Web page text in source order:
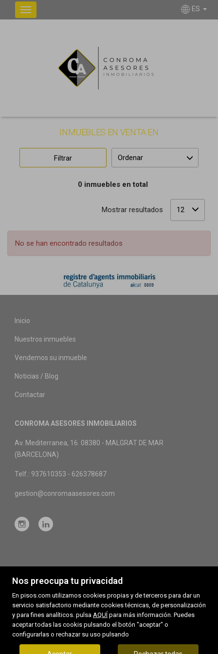
Nos preocupa tu privacidad
En pisos.com utilizamos cookies propias y de terceros para dar un
servicio satisfactorio mediante cookies técnicas, de personalización
y para fines analíticos. pulsa AQUÍ para más información. Puedes
aceptar todas las cookis pulsando el botón "aceptar" o
configurarlas o rechazar su uso pulsando
ES
INMUEBLES EN VENTA EN
Filtrar Ordenar
0 inmuebles en total
Mostrar resultados 12
No se han encontrado resultados
Inicio
Nuestros inmuebles
Vendemos su inmueble
Noticias / Blog
Contactar
CONROMA ASESORES INMOBILIARIOS
Av. Mediterranea, 16. 08380 - MALGRAT DE MAR
(BARCELONA)
Telf.: 937610353 - 626378687
gestion@conromaasesores.com
Inmuebles destacados
Mapa Web